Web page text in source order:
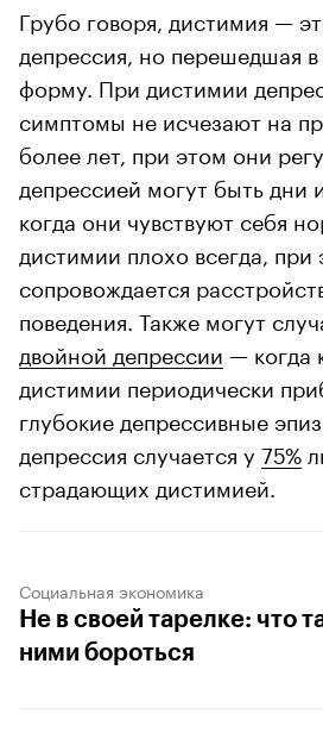
Грубо говоря, дистимия —
депрессия, но перешедшая
форму. При дистимии
симптомы не исчезают на
более лет, при этом они
депрессией могут быть дни
когда они чувствуют себя
дистимии плохо всегда,
сопровождается
поведения. Также могут
двойной депрессии — когда
дистимии периодически
глубокие депрессивные
депрессия случается у 75%
страдающих дистимией.
Социальная экономика
Не в своей тарелке: что
ними бороться